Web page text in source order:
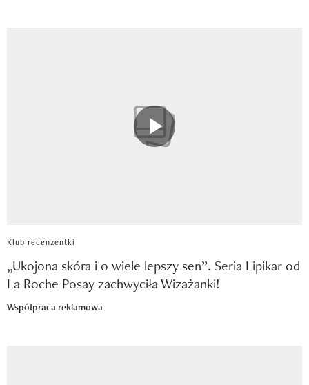
Klub recenzentki
„Ukojona skóra i o wiele lepszy sen”. Seria Lipikar od
La Roche Posay zachwyciła Wizażanki!
Współpraca reklamowa